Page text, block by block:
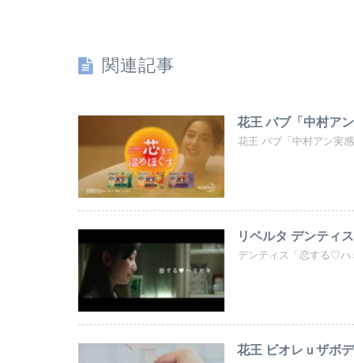
関連記事
花王 バブ「中村ア
花王 バブ「中村アン実
リベルタ デンティ
デンティス「恋する♡ハ
花王 ビオレｕザボ